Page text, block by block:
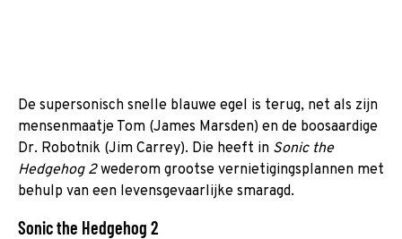
De supersonisch snelle blauwe egel is terug, net als zijn
mensenmaatje Tom (James Marsden) en de boosaardige
Dr. Robotnik (Jim Carrey). Die heeft in Sonic the
Hedgehog 2wederom grootse vernietigingsplannen met
behulp van een levensgevaarlijke smaragd.
Sonic the Hedgehog 2